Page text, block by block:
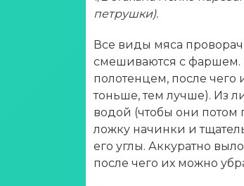
петрушки).
Все виды мяса
смешиваются с фаршем.
полотенцем, после чего
тоньше, тем лучше). Из
водой (чтобы они
ложку начинки и
его углы. Аккуратно
после чего их можно